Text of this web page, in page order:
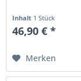
Inhalt 1 Stück
46,90 € *
Merken